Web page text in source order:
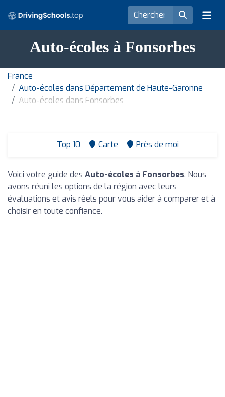
Auto-écoles à Fonsorbes
France
Auto-écoles dans Département de Haute-Garonne
Auto-écoles dans Fonsorbes
Top 10 Carte Près de moi
Voici votre guide des Auto-écoles à Fonsorbes. Nous
avons réuni les options de la région avec leurs
évaluations et avis réels pour vous aider à comparer et à
choisir en toute confiance.